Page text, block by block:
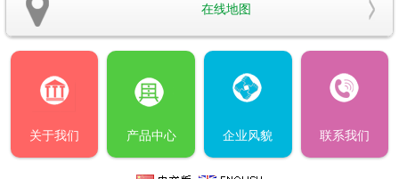
在线地图
关于我们 产品中心 企业风貌 联系我们